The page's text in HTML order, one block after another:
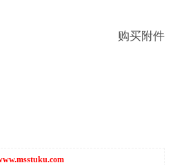
购买附件